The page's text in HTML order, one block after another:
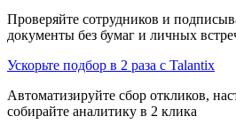
Проверяйте сотрудников и
документы без бумаг и личных
Ускорьте подбор в 2 раза с Talantix
Автоматизируйте сбор откликов,
собирайте аналитику в 2 клика